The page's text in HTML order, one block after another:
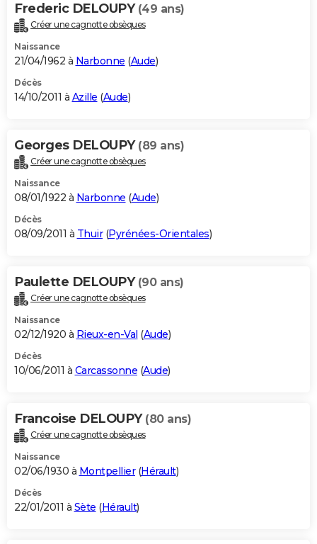
Frederic DELOUPY (49 ans)
Créer une cagnotte obsèques
Naissance
21/04/1962 à Narbonne (Aude)
Décès
14/10/2011 à Azille (Aude)
Georges DELOUPY (89 ans)
Créer une cagnotte obsèques
Naissance
08/01/1922 à Narbonne (Aude)
Décès
08/09/2011 à Thuir(Pyrénées-Orientales)
Paulette DELOUPY (90 ans)
Créer une cagnotte obsèques
Naissance
02/12/1920 à Rieux-en-Val (Aude)
Décès
10/06/2011 à Carcassonne (Aude)
Francoise DELOUPY (80 ans)
Créer une cagnotte obsèques
Naissance
02/06/1930 à Montpellier(Hérault)
Décès
22/01/2011 à Sète (Hérault)